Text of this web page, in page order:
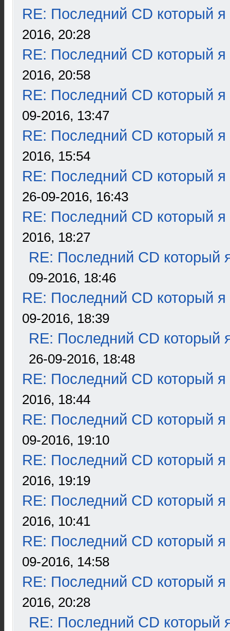
RE: Последний CD который я
2016, 20:28
RE: Последний CD который я
2016, 20:58
RE: Последний CD который я
09-2016, 13:47
RE: Последний CD который я
2016, 15:54
RE: Последний CD который я
26-09-2016, 16:43
RE: Последний CD который я
2016, 18:27
RE: Последний CD который
09-2016, 18:46
RE: Последний CD который я
09-2016, 18:39
RE: Последний CD который
26-09-2016, 18:48
RE: Последний CD который я
2016, 18:44
RE: Последний CD который я
09-2016, 19:10
RE: Последний CD который я
2016, 19:19
RE: Последний CD который я
2016, 10:41
RE: Последний CD который я
09-2016, 14:58
RE: Последний CD который я
2016, 20:28
RE: Последний CD который